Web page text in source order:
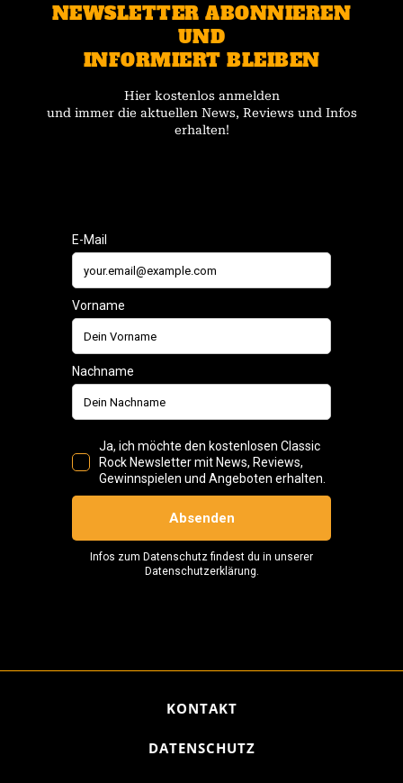
NEWSLETTER ABONNIEREN
UND
INFORMIERT BLEIBEN
Hier kostenlos anmelden
und immer die aktuellen News, Reviews und Infos
erhalten!
KONTAKT
DATENSCHUTZ